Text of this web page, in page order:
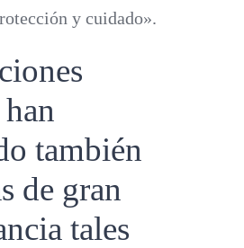
y cuidado».
también
de gran
tales